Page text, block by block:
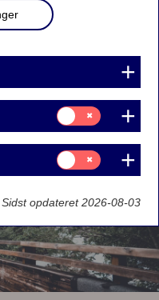
oplyste samlede
hvordan vi som
udlånsportefølje.
Samtykke
til:
Statistik
Samtykke
til:
Markedsføring
Sidst opdateret 2026-08-03